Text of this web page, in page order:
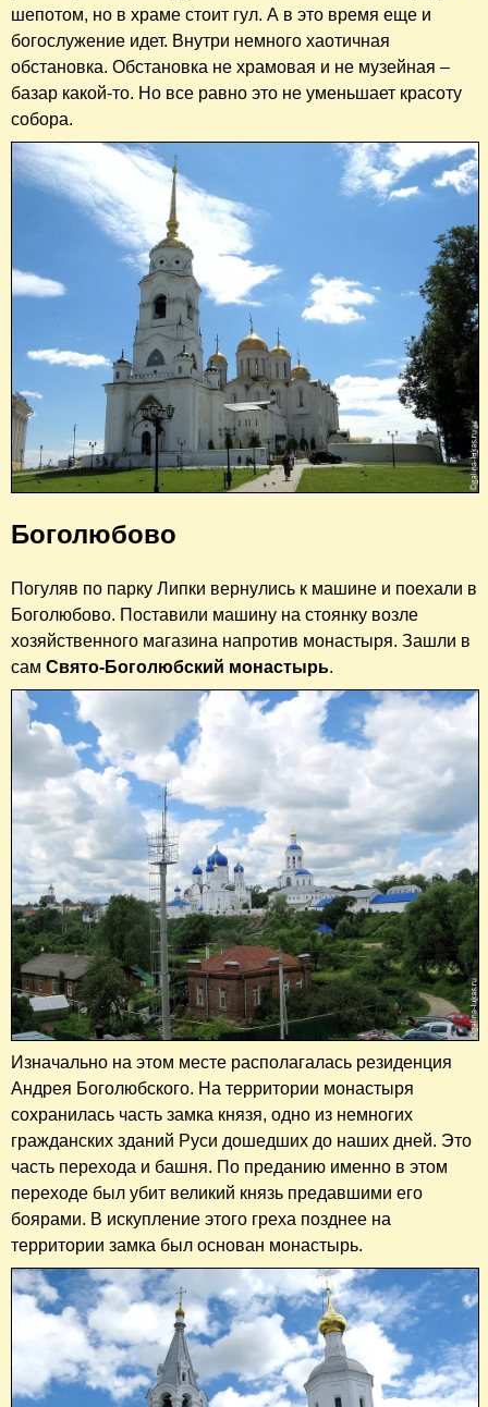
шепотом, но в храме стоит гул. А в это время еще и
богослужение идет. Внутри немного хаотичная
обстановка. Обстановка не храмовая и не музейная –
базар какой-то. Но все равно это не уменьшает красоту
собора.
Боголюбово
Погуляв по парку Липки вернулись к машине и поехали в
Боголюбово. Поставили машину на стоянку возле
хозяйственного магазина напротив монастыря. Зашли в
сам Свято-Боголюбский монастырь.
Изначально на этом месте располагалась резиденция
Андрея Боголюбского. На территории монастыря
сохранилась часть замка князя, одно из немногих
гражданских зданий Руси дошедших до наших дней. Это
часть перехода и башня. По преданию именно в этом
переходе был убит великий князь предавшими его
боярами. В искупление этого греха позднее на
территории замка был основан монастырь.